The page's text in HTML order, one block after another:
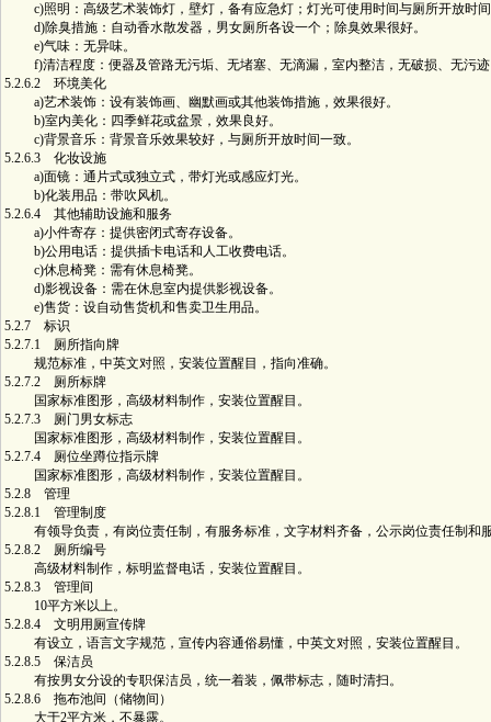
c)照明：高级艺术装饰灯，壁灯，备有应急灯；灯光可使用时间与厕所开放时
d)除臭措施：自动香水散发器，男女厕所各设一个；除臭效果很好。
e)气味：无异味。
f)清洁程度：便器及管路无污垢、无堵塞、无滴漏，室内整洁，无破损、无污迹
5.2.6.2 环境美化
a)艺术装饰：设有装饰画、幽默画或其他装饰措施，效果很好。
b)室内美化：四季鲜花或盆景，效果良好。
c)背景音乐：背景音乐效果较好，与厕所开放时间一致。
5.2.6.3 化妆设施
a)面镜：通片式或独立式，带灯光或感应灯光。
b)化装用品：带吹风机。
5.2.6.4 其他辅助设施和服务
a)小件寄存：提供密闭式寄存设备。
b)公用电话：提供插卡电话和人工收费电话。
c)休息椅凳：需有休息椅凳。
d)影视设备：需在休息室内提供影视设备。
e)售货：设自动售货机和售卖卫生用品。
5.2.7 标识
5.2.7.1 厕所指向牌
规范标准，中英文对照，安装位置醒目，指向准确。
5.2.7.2 厕所标牌
国家标准图形，高级材料制作，安装位置醒目。
5.2.7.3 厕门男女标志
国家标准图形，高级材料制作，安装位置醒目。
5.2.7.4 厕位坐蹲位指示牌
国家标准图形，高级材料制作，安装位置醒目。
5.2.8 管理
5.2.8.1 管理制度
有领导负责，有岗位责任制，有服务标准，文字材料齐备，公示岗位责任制和
5.2.8.2 厕所编号
高级材料制作，标明监督电话，安装位置醒目。
5.2.8.3 管理间
10平方米以上。
5.2.8.4 文明用厕宣传牌
有设立，语言文字规范，宣传内容通俗易懂，中英文对照，安装位置醒目。
5.2.8.5 保洁员
有按男女分设的专职保洁员，统一着装，佩带标志，随时清扫。
5.2.8.6 拖布池间（储物间）
大于2平方米，不暴露。